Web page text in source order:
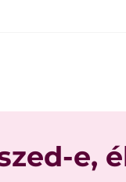
e,